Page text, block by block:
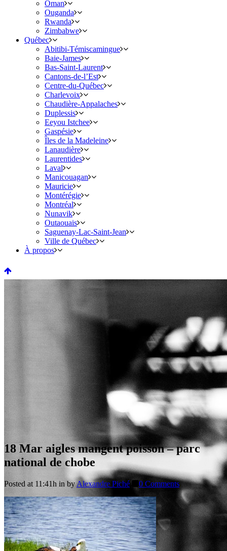
Oman
Ouganda
Rwanda
Zimbabwe
Québec
Abitibi-Témiscamingue
Baie-James
Bas-Saint-Laurent
Cantons-de-l’Est
Centre-du-Québec
Charlevoix
Chaudière-Appalaches
Duplessis
Eeyou Istchee
Gaspésie
Îles de la Madeleine
Lanaudière
Laurentides
Laval
Manicouagan
Mauricie
Montérégie
Montréal
Nunavik
Outaouais
Saguenay-Lac-Saint-Jean
Ville de Québec
À propos
18 Mar aigles mangent poisson – parc
national de chobe
Posted at 11:41h in byAlexandre Piché 0 Comments